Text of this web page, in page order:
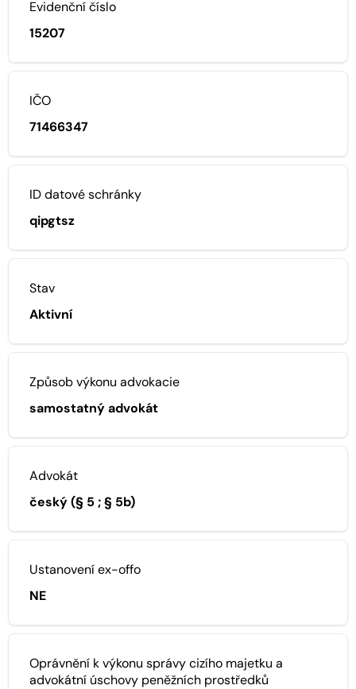
Evidenční číslo
15207
IČO
71466347
ID datové schránky
qipgtsz
Stav
Aktivní
Způsob výkonu advokacie
samostatný advokát
Advokát
český (§ 5 ; § 5b)
Ustanovení ex-offo
NE
Oprávnění k výkonu správy cizího majetku a
advokátní úschovy peněžních prostředků